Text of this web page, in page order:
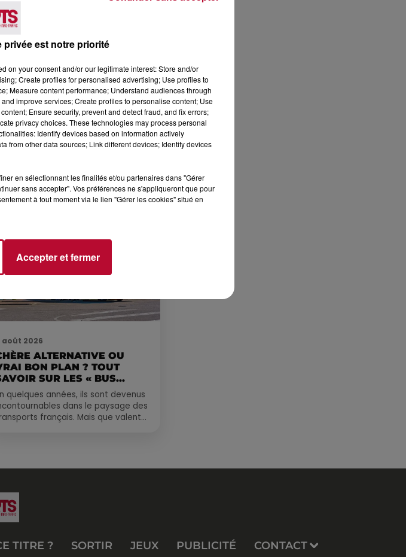
août 2026
PYRÉNÉES-
: TROIS SPOTS
besoin de bouteilles de plongée
ni de diplômes complexes
observer la vie sous-marine. Cet
août 2026
ALTERNATIVE OU
BON PLAN ? TOUT
SUR LES « BUS...
quelques années, ils sont devenus
dans le paysage des
français. Mais que valent
TITRE ? SORTIR JEUX PUBLICITÉ CONTACT
privée est notre priorité
on your consent and/or our legitimate interest: Store and/or
Create profiles for personalised advertising; Use profiles to
Measure content performance; Understand audiences through
improve services; Create profiles to personalise content; Use
Ensure security, prevent and detect fraud, and fix errors;
privacy choices. These technologies may process personal
Identify devices based on information actively
from other data sources; Link different devices; Identify devices
en sélectionnant les finalités et/ou partenaires dans "Gérer
sans accepter". Vos préférences ne s'appliqueront que pour
à tout moment via le lien "Gérer les cookies" situé en
Accepter et fermer